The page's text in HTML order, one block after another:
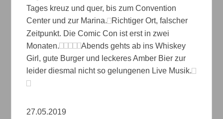
Tages kreuz und quer, bis zum Convention
Center und zur Marina.
Richtiger Ort, falscher
Zeitpunkt. Die Comic Con ist erst in zwei
Monaten.
Abends gehts ab ins Whiskey
Girl, gute Burger und leckeres Amber Bier zur
leider diesmal nicht so gelungenen Live Musik.
27.05.2019